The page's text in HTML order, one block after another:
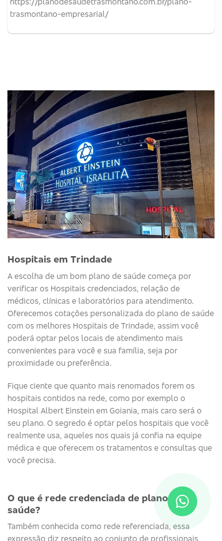
trasmontano-empresarial/
Hospitais em Trindade
A escolha de um bom plano de saúde começa por
verificar os Hospitais credenciados, relação de
médicos, clínicas e laboratórios para atendimento.
Oferecemos cotações personalizada do plano de saúde
com os melhores Hospitais de Trindade, assim você
poderá optar pelos locais de atendimento mais
convenientes para você e sua família, seja por
proximidade ou preferência.
Fique ciente que quanto mais renomados forem os
hospitais contidos na rede, como por exemplo o
Hospital Albert Einstein em Goiania, mais caro será o
seu plano. O segredo é optar pelos hospitais que você
realmente usa, aqueles nos quais já confia na equipe
médica e que oferecem os tratamentos e consultas que
você precisa.
O que é rede credenciada de plano de
saúde?
Também conhecida como rede referenciada, essa
expressão diz respeito ao conjunto de profissionais,